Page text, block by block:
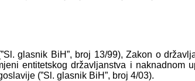
glasnik BiH”, broj 13/99), Zakon o
entitetskog državljanstva i
(”Sl. glasnik BiH”, broj 4/03).